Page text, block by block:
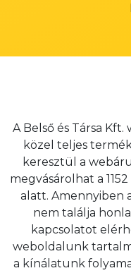
A Belső és Társa
közel teljes
keresztül a
megvásárolhat a
alatt. Amennyiben
nem találja
kapcsolatot
weboldalunk
a kínálatunk